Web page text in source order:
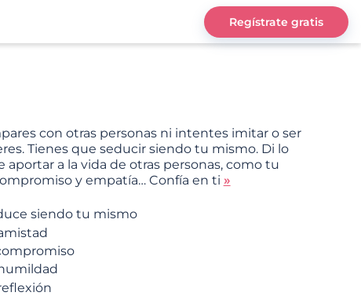
Regístrate gratis
con otras personas ni intentes imitar o ser
Tienes que seducir siendo tu mismo. Di lo
aportar a la vida de otras personas, como tu
y empatía… Confía en ti »
siendo tu mismo